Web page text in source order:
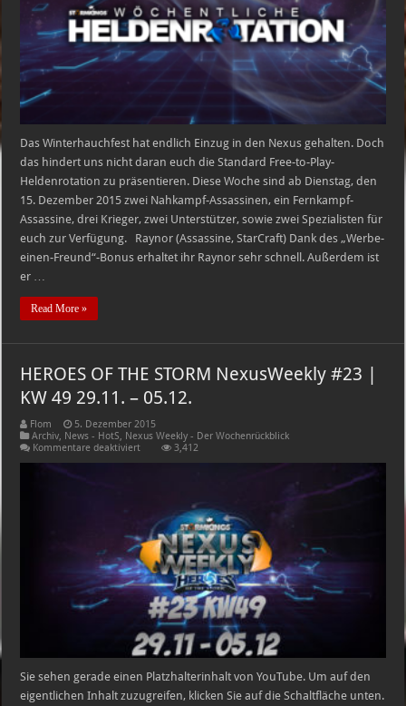
Heldenrotation
–
15.12.2015
–
21.12.2015
Das Winterhauchfest hat endlich Einzug in den Nexus gehalten. Doch
das hindert uns nicht daran euch die Standard Free-to-Play-
Heldenrotation zu präsentieren. Diese Woche sind ab Dienstag, den
15. Dezember 2015 zwei Nahkampf-Assassinen, ein Fernkampf-
Assassine, drei Krieger, zwei Unterstützer, sowie zwei Spezialisten für
euch zur Verfügung. Raynor (Assassine, StarCraft) Dank des „Werbe-
einen-Freund“-Bonus erhaltet ihr Raynor sehr schnell. Außerdem ist
er …
Read More »
HEROES OF THE STORM NexusWeekly #23 |
KW 49 29.11. – 05.12.
Flom
5. Dezember 2015
Archiv, News - HotS, Nexus Weekly - Der Wochenrückblick
Kommentare deaktiviertfür
NexusWeekly
KW
49
29.11.
–
05.12.
3,412
Sie sehen gerade einen Platzhalterinhalt von YouTube. Um auf den
eigentlichen Inhalt zuzugreifen, klicken Sie auf die Schaltfläche unten.